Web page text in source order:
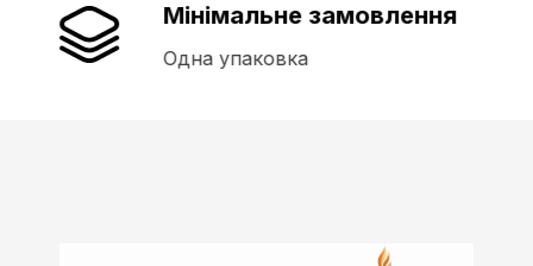
Мінімальне замовлення
Одна упаковка